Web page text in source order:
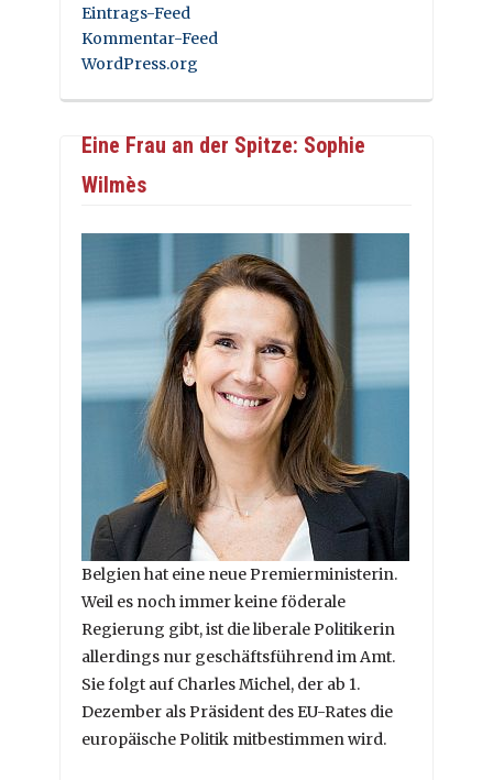
Eintrags-Feed
Kommentar-Feed
WordPress.org
Eine Frau an der Spitze: Sophie
Wilmès
Belgien hat eine neue Premierministerin.
Weil es noch immer keine föderale
Regierung gibt, ist die liberale Politikerin
allerdings nur geschäftsführend im Amt.
Sie folgt auf Charles Michel, der ab 1.
Dezember als Präsident des EU-Rates die
europäische Politik mitbestimmen wird.